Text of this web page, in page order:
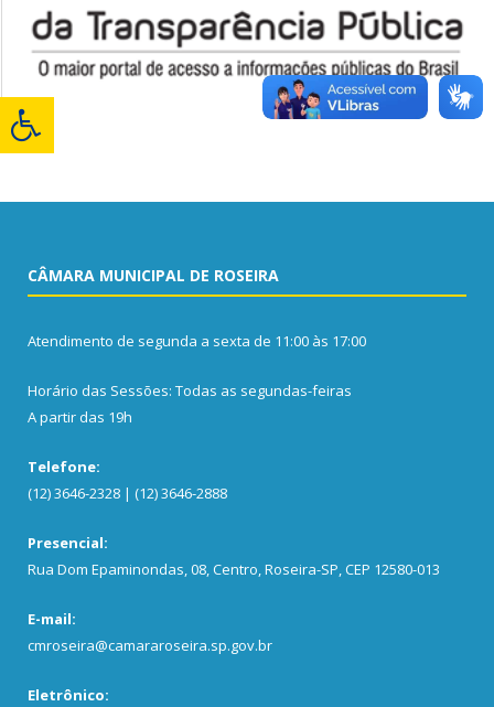
CÂMARA MUNICIPAL DE ROSEIRA
Atendimento de segunda a sexta de 11:00 às 17:00
Horário das Sessões: Todas as segundas-feiras
A partir das 19h
Telefone:
(12) 3646-2328 | (12) 3646-2888
Presencial:
Rua Dom Epaminondas, 08, Centro, Roseira-SP, CEP 12580-013
E-mail:
cmroseira@camararoseira.sp.gov.br
Eletrônico: